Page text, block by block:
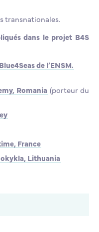
transnationales.
dans le projet B4S
de l’ENSM.
Romania (porteur du
France
Lithuania